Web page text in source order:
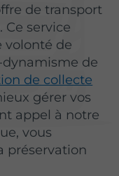
de transport
service
volonté de
de
de collecte
gérer vos
appel à notre
vous
préservation